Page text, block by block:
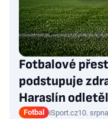
Fotbalové
podstupuje
Haraslín
Fotbal iSport.cz10.